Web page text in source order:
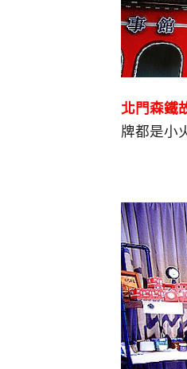
北門森鐵
牌都是小